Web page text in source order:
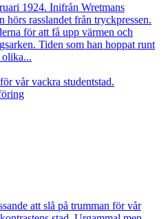
1924. Inifrån Wretmans
hörs rasslandet från tryckpressen.
för att få upp värmen och
Tiden som han hoppat runt
vår vackra studentstad.
att slå på trumman för vår